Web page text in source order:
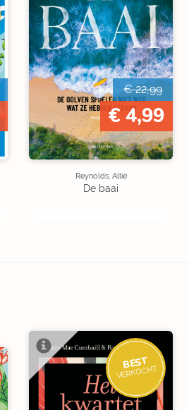
€ 22,99
€ 4,99
Reynolds, Allie
De baai
BEST
VERKOCHT